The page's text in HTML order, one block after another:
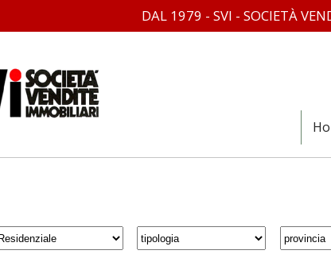
DAL 1979 - SVI - SOCIETÀ